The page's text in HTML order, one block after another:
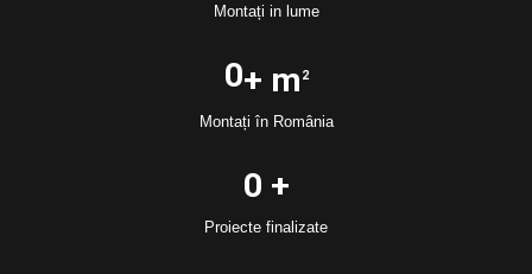
Montați in lume
0+ m 2
Montați în România
0 +
Proiecte finalizate